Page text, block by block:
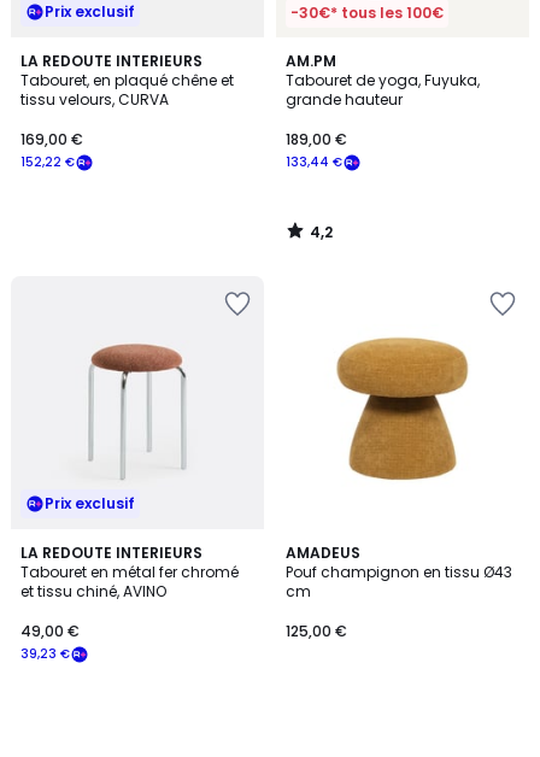
Prix exclusif
LA REDOUTE INTERIEURS
Tabouret, en plaqué chêne et
tissu velours, CURVA
152,22 €
169,00 €
-30€* tous les 100€
AM.PM
Tabouret de yoga, Fuyuka,
grande hauteur
133,44 €
189,00 €
4,2
/ 5
4,2
/
Prix exclusif
LA REDOUTE INTERIEURS
Tabouret en métal fer chromé
et tissu chiné, AVINO
39,23 €
49,00 €
AMADEUS
Pouf champignon en tissu Ø43
cm
125,00 €